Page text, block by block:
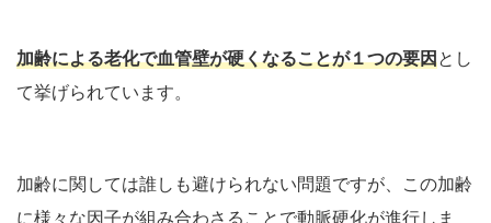
加齢による老化で血管壁が硬くなることが１つの要因とし
て挙げられています。
加齢に関しては誰しも避けられない問題ですが、この加齢
に様々な因子が組み合わさることで動脈硬化が進行しま